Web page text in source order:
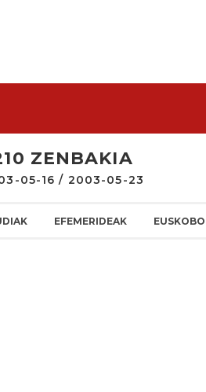
ZENBAKIA
05-16 / 2003-05-23
EFEMERIDEAK